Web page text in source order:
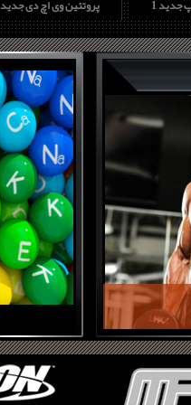
پروتئین وی اچ دی جدید